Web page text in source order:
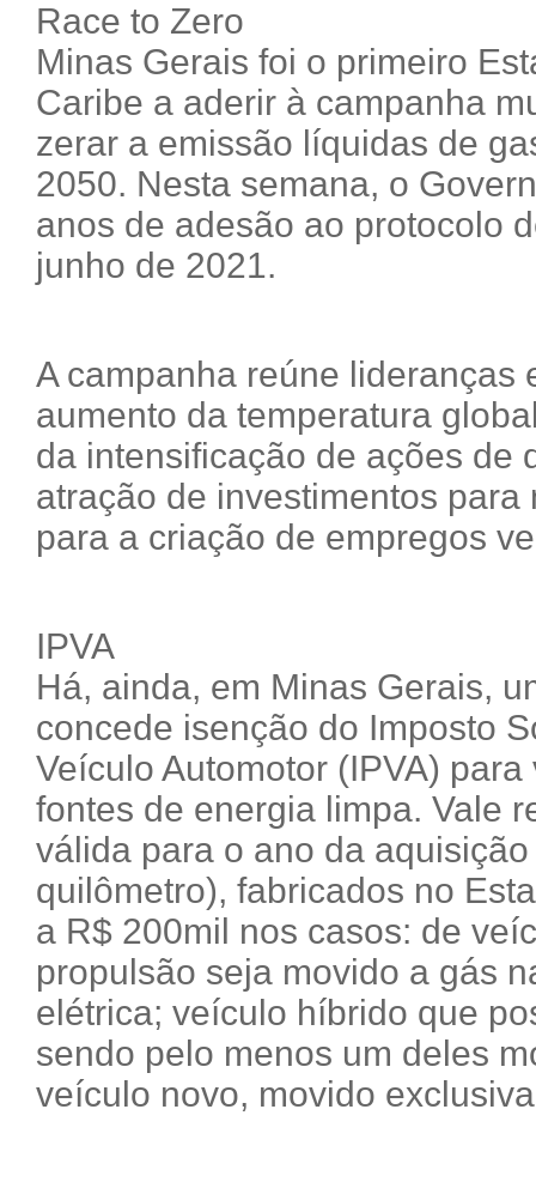
Race to Zero
Minas Gerais foi o primeiro
Caribe a aderir à campanha
zerar a emissão líquidas de
2050. Nesta semana, o
anos de adesão ao protocolo
junho de 2021.
A campanha reúne lideranças
aumento da temperatura
da intensificação de ações de
atração de investimentos
para a criação de empregos
IPVA
Há, ainda, em Minas Gerais,
concede isenção do Imposto
Veículo Automotor (IPVA)
fontes de energia limpa. Vale
válida para o ano da
quilômetro), fabricados no
a R$ 200mil nos casos: de
propulsão seja movido a gás
elétrica; veículo híbrido que
sendo pelo menos um deles
veículo novo, movido